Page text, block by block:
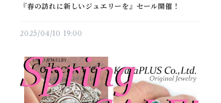
『春の訪れに新しいジュエリーを』セール開催！
2025/04/10 19:00